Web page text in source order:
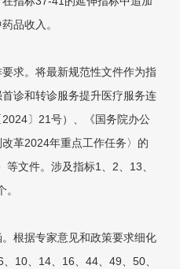
品收入。
求。将最新规范性文件作为指
诊和转诊服务提升医疗服务连
〕21号）、《国务院办公
革2024年重点工作任务〉的
文件。涉及指标1、2、13、
根据专家意见和政策要求细化
10、14、16、44、49、50、